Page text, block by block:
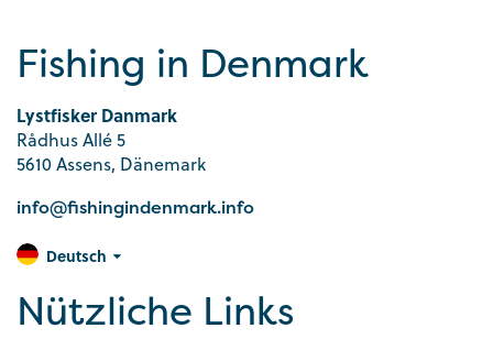
Fishing in Denmark
Lystfisker Danmark
Rådhus Allé 5
5610 Assens, Dänemark
info@fishingindenmark.info
Deutsch
Nützliche Links